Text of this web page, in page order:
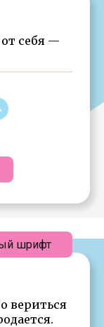
от себя —
вериться
шрифт